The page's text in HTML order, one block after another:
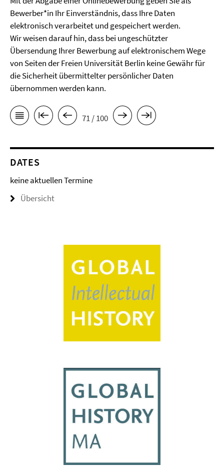
Bewerber*in Ihr Einverständnis, dass Ihre Daten
elektronisch verarbeitet und gespeichert werden.
Wir weisen darauf hin, dass bei ungeschützter
Übersendung Ihrer Bewerbung auf elektronischem Wege
von Seiten der Freien Universität Berlin keine Gewähr für
die Sicherheit übermittelter persönlicher Daten
übernommen werden kann.
71 / 100
DATES
keine aktuellen Termine
Übersicht